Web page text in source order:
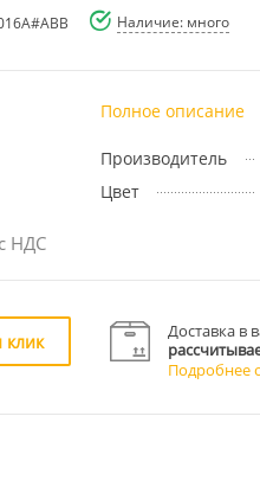
Наличие: много
НДС
Полное описание
Производитель
Цвет
клик
Доставка в
Подробнее